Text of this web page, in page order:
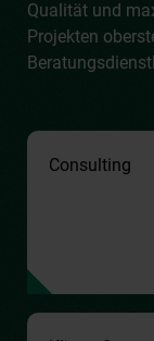
Qualität und
Projekten
Consulting